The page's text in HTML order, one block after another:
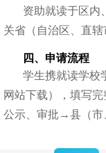
资助就读于区内
关省（自治区、直
四、申请流程
学生携就读学校
网站下载），填写
公示、审批→县（市